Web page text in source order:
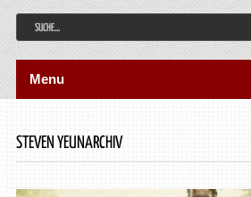
Menu
STEVEN YEUNARCHIV